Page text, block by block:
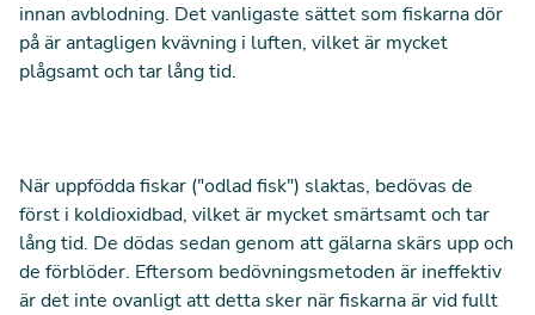
innan avblodning. Det vanligaste sättet som fiskarna dör
på är antagligen kvävning i luften, vilket är mycket
plågsamt och tar lång tid.
När uppfödda fiskar ("odlad fisk") slaktas, bedövas de
först i koldioxidbad, vilket är mycket smärtsamt och tar
lång tid. De dödas sedan genom att gälarna skärs upp och
de förblöder. Eftersom bedövningsmetoden är ineffektiv
är det inte ovanligt att detta sker när fiskarna är vid fullt